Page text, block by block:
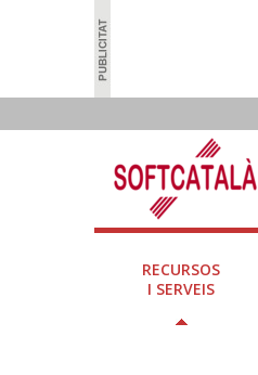
RECURSOS
I SERVEIS